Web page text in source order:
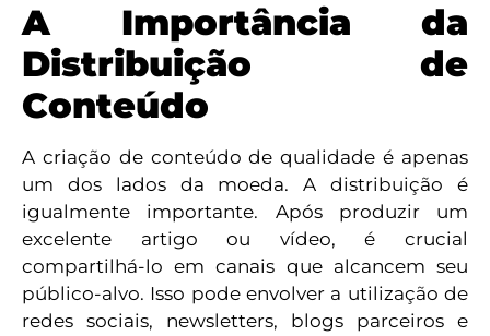
A Importância da
Distribuição de
Conteúdo
A criação de conteúdo de qualidade é apenas
um dos lados da moeda. A distribuição é
igualmente importante. Após produzir um
excelente artigo ou vídeo, é crucial
compartilhá-lo em canais que alcancem seu
público-alvo. Isso pode envolver a utilização de
redes sociais, newsletters, blogs parceiros e